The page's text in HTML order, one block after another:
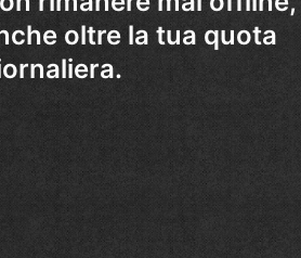
oltre la tua quota